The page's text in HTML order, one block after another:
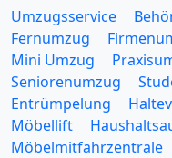
Umzugsservice
Fernumzug
Mini Umzug
Seniorenumzug
Entrümpelung
Möbellift
Möbelmitfahrzentrale